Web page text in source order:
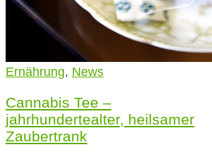
Ernährung, News
Cannabis Tee –
jahrhundertealter, heilsamer
Zaubertrank